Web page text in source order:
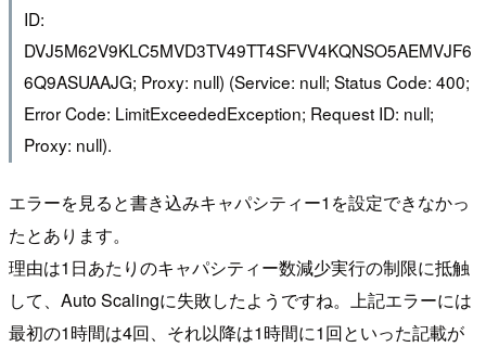
ID:
DVJ5M62V9KLC5MVD3TV49TT4SFVV4KQNSO5AEMVJF6
6Q9ASUAAJG; Proxy: null) (Service: null; Status Code: 400;
Error Code: LimitExceededException; Request ID: null;
Proxy: null).
エラーを見ると書き込みキャパシティー1を設定できなかっ
たとあります。
理由は1日あたりのキャパシティー数減少実行の制限に抵触
して、Auto Scalingに失敗したようですね。上記エラーには
最初の1時間は4回、それ以降は1時間に1回といった記載が